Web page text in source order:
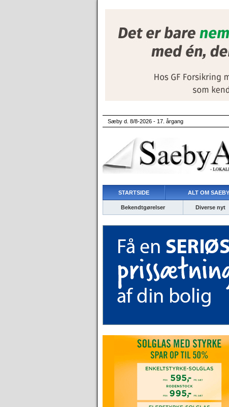
Sæby d. 8/8-2026 - 17. årgang
STARTSIDE ALT OM
Bekendtgørelser Diverse nyt